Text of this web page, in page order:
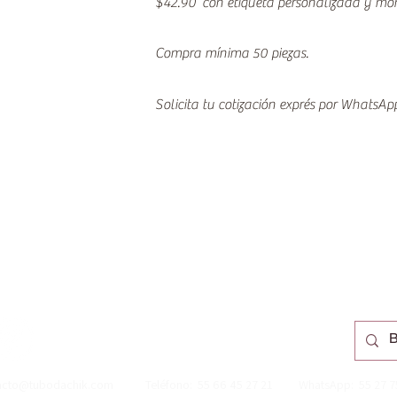
Compra mínima 50 piezas.
Solicita tu cotización exprés por